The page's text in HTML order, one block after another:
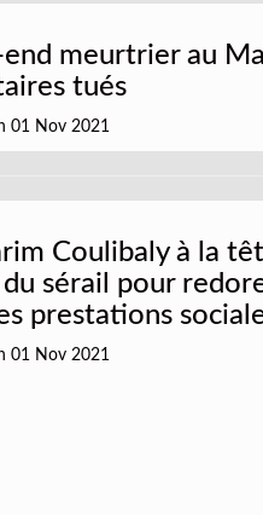
meurtrier au
tués
01 Nov 2021
Coulibaly à la
sérail pour
prestations
01 Nov 2021